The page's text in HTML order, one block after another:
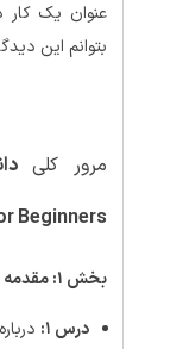
عنوان یک کار
بتوانم این
مرور کلی
Beginners
بخش ۱: مقدمه
درس ۱: